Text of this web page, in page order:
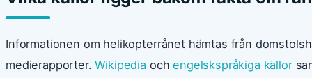
Informationen om helikopterrånet hämtas från
medierapporter.Wikipedia ochengelskspråkiga källor